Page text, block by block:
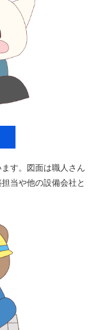
す。図面は職人さん
当や他の設備会社と